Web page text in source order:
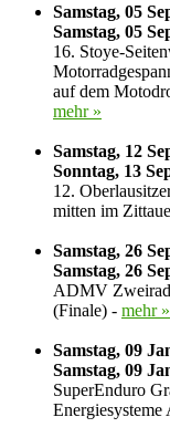
Samstag, 05
Samstag, 05
16. Stoye-
auf dem
mehr »
Samstag, 12
Sonntag, 13
12.
mitten im
Samstag, 26
Samstag, 26
ADMV
(Finale) - mehr »
Samstag, 09
Samstag, 09
SuperEnduro
Energiesysteme